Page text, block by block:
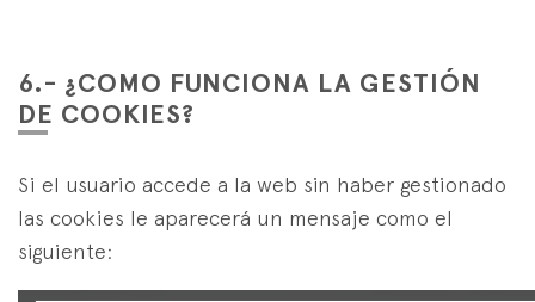
6.- ¿COMO FUNCIONA LA GESTIÓN
DE COOKIES?
Si el usuario accede a la web sin haber gestionado
las cookies le aparecerá un mensaje como el
siguiente: